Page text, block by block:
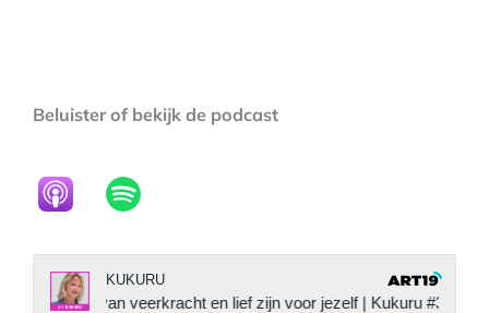
Beluister of bekijk de podcast